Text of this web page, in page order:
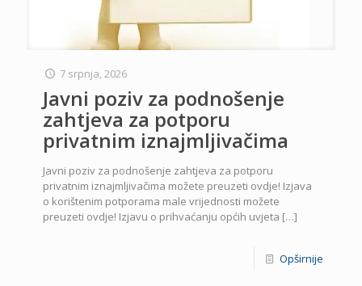
7 srpnja, 2026
Javni poziv za podnošenje
zahtjeva za potporu
privatnim iznajmljivačima
Javni poziv za podnošenje zahtjeva za potporu
privatnim iznajmljivačima možete preuzeti ovdje! Izjava
o korištenim potporama male vrijednosti možete
preuzeti ovdje! Izjavu o prihvaćanju općih uvjeta […]
Opširnije